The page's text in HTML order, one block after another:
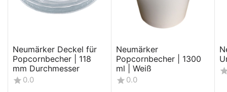
Neumärker Deckel für
Popcornbecher | 118
mm Durchmesser
0.0
Neumärker
Popcornbecher | 1300
ml | Weiß
0.0